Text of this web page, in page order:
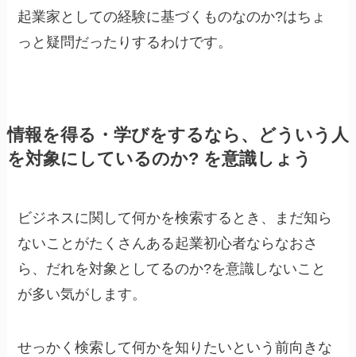
起業家としての経験に基づくものなのか?はちょ
っと疑問だったりするわけです。
情報を得る・学びをするなら、どういう人
を対象にしているのか? を意識しょう
ビジネスに関して何かを検索するとき、まだ知ら
ないことがたくさんある起業初心者ならなおさ
ら、だれを対象としてるのか?を意識しないこと
が多い気がします。
せっかく検索して何かを知りたいという前向きな